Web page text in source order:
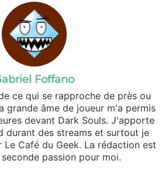
Foffano
ce qui se rapproche de près ou
grande âme de joueur m'a permis
devant Dark Souls. J'apporte
durant des streams et surtout je
Café du Geek. La rédaction est
passion pour moi.